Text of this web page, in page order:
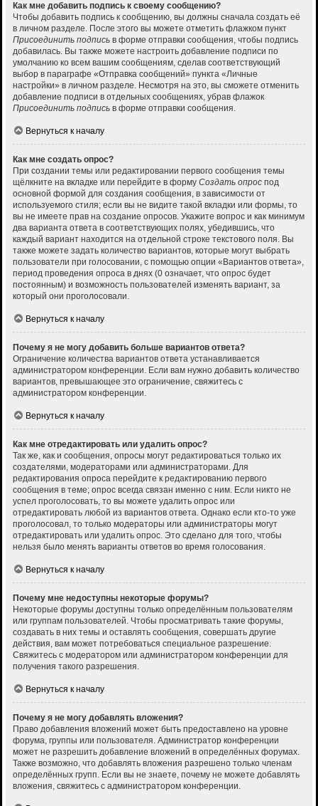
Как мне добавить подпись к своему сообщению?
Чтобы добавить подпись к сообщению, вы должны сначала создать её
в личном разделе. После этого вы можете отметить флажком пункт
Присоединить подпись в форме отправки сообщения, чтобы подпись
добавилась. Вы также можете настроить добавление подписи по
умолчанию ко всем вашим сообщениям, сделав соответствующий
выбор в параграфе «Отправка сообщений» пункта «Личные
настройки» в личном разделе. Несмотря на это, вы сможете отменить
добавление подписи в отдельных сообщениях, убрав флажок
Присоединить подпись в форме отправки сообщения.
Вернуться к началу
Как мне создать опрос?
При создании темы или редактировании первого сообщения темы
щёлкните на вкладке или перейдите в форму Создать опрос под
основной формой для создания сообщения, в зависимости от
используемого стиля; если вы не видите такой вкладки или формы, то
вы не имеете прав на создание опросов. Укажите вопрос и как минимум
два варианта ответа в соответствующих полях, убедившись, что
каждый вариант находится на отдельной строке текстового поля. Вы
также можете задать количество вариантов, которые могут выбрать
пользователи при голосовании, с помощью опции «Вариантов ответа»,
период проведения опроса в днях (0 означает, что опрос будет
постоянным) и возможность пользователей изменять вариант, за
который они проголосовали.
Вернуться к началу
Почему я не могу добавить больше вариантов ответа?
Ограничение количества вариантов ответа устанавливается
администратором конференции. Если вам нужно добавить количество
вариантов, превышающее это ограничение, свяжитесь с
администратором конференции.
Вернуться к началу
Как мне отредактировать или удалить опрос?
Так же, как и сообщения, опросы могут редактироваться только их
создателями, модераторами или администраторами. Для
редактирования опроса перейдите к редактированию первого
сообщения в теме; опрос всегда связан именно с ним. Если никто не
успел проголосовать, то вы можете удалить опрос или
отредактировать любой из вариантов ответа. Однако если кто-то уже
проголосовал, то только модераторы или администраторы могут
отредактировать или удалить опрос. Это сделано для того, чтобы
нельзя было менять варианты ответов во время голосования.
Вернуться к началу
Почему мне недоступны некоторые форумы?
Некоторые форумы доступны только определённым пользователям
или группам пользователей. Чтобы просматривать такие форумы,
создавать в них темы и оставлять сообщения, совершать другие
действия, вам может потребоваться специальное разрешение.
Свяжитесь с модератором или администратором конференции для
получения такого разрешения.
Вернуться к началу
Почему я не могу добавлять вложения?
Право добавления вложений может быть предоставлено на уровне
форума, группы или пользователя. Администратор конференции
может не разрешить добавление вложений в определённых форумах.
Также возможно, что добавлять вложения разрешено только членам
определённых групп. Если вы не знаете, почему не можете добавлять
вложения, свяжитесь с администратором конференции.